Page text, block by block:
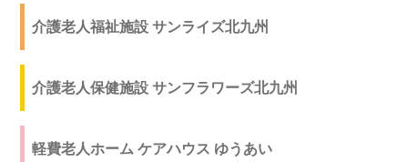
介護老人福祉施設 サンライズ北九州
介護老人保健施設 サンフラワーズ北九州
軽費老人ホーム ケアハウス ゆうあい